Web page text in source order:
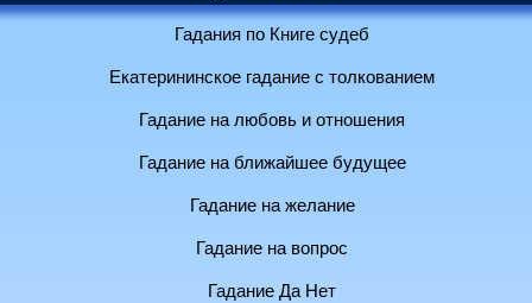
Гадания по Книге судеб
Екатерининское гадание с толкованием
Гадание на любовь и отношения
Гадание на ближайшее будущее
Гадание на желание
Гадание на вопрос
Гадание Да Нет